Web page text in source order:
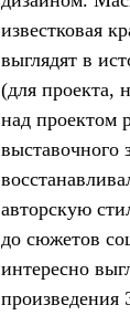
известковая
выглядят в
(для проекта,
над проектом
выставочного
авторскую
до сюжетов
интересно
произведения